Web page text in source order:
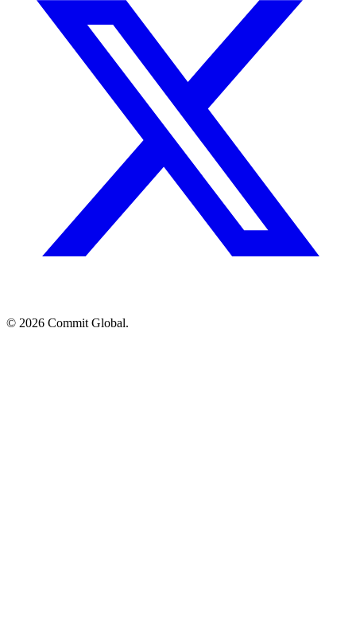
© 2026 Commit Global.